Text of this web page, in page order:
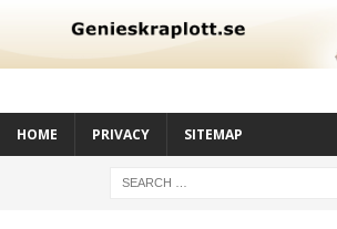
HOME PRIVACY SITEMAP